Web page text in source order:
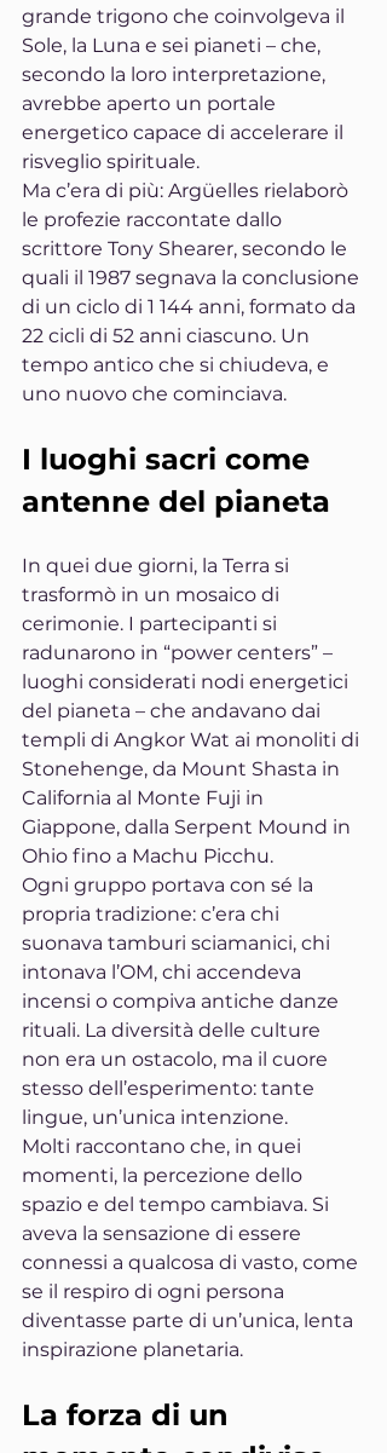
grande trigono che coinvolgeva il
Sole, la Luna e sei pianeti – che,
secondo la loro interpretazione,
avrebbe aperto un portale
energetico capace di accelerare il
risveglio spirituale.
Ma c’era di più: Argüelles rielaborò
le profezie raccontate dallo
scrittore Tony Shearer, secondo le
quali il 1987 segnava la conclusione
di un ciclo di 1 144 anni, formato da
22 cicli di 52 anni ciascuno. Un
tempo antico che si chiudeva, e
uno nuovo che cominciava.
I luoghi sacri come
antenne del pianeta
In quei due giorni, la Terra si
trasformò in un mosaico di
cerimonie. I partecipanti si
radunarono in “power centers” –
luoghi considerati nodi energetici
del pianeta – che andavano dai
templi di Angkor Wat ai monoliti di
Stonehenge, da Mount Shasta in
California al Monte Fuji in
Giappone, dalla Serpent Mound in
Ohio fino a Machu Picchu.
Ogni gruppo portava con sé la
propria tradizione: c’era chi
suonava tamburi sciamanici, chi
intonava l’OM, chi accendeva
incensi o compiva antiche danze
rituali. La diversità delle culture
non era un ostacolo, ma il cuore
stesso dell’esperimento: tante
lingue, un’unica intenzione.
Molti raccontano che, in quei
momenti, la percezione dello
spazio e del tempo cambiava. Si
aveva la sensazione di essere
connessi a qualcosa di vasto, come
se il respiro di ogni persona
diventasse parte di un’unica, lenta
inspirazione planetaria.
La forza di un